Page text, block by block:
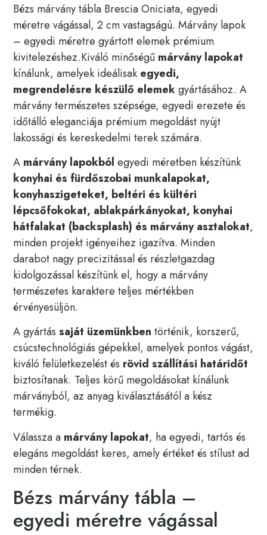
Bézs márvány tábla Brescia Oniciata, egyedi
méretre vágással, 2 cm vastagságú. Márvány lapok
– egyedi méretre gyártott elemek prémium
kivitelezéshez.Kiváló minőségű márvány lapokat
kínálunk, amelyek ideálisak egyedi,
megrendelésre készülő elemekgyártásához. A
márvány természetes szépsége, egyedi erezete és
időtálló eleganciája prémium megoldást nyújt
lakossági és kereskedelmi terek számára.
A márvány lapokból egyedi méretben készítünk
konyhai és fürdőszobai munkalapokat,
konyhaszigeteket, beltéri és kültéri
lépcsőfokokat, ablakpárkányokat, konyhai
hátfalakat (backsplash) és márvány asztalokat,
minden projekt igényeihez igazítva. Minden
darabot nagy precizitással és részletgazdag
kidolgozással készítünk el, hogy a márvány
természetes karaktere teljes mértékben
érvényesüljön.
A gyártássaját üzemünkben történik, korszerű,
csúcstechnológiás gépekkel, amelyek pontos vágást,
kiváló felületkezelést és rövid szállítási határidőt
biztosítanak. Teljes körű megoldásokat kínálunk
márványból, az anyag kiválasztásától a kész
termékig.
Válassza a márvány lapokat, ha egyedi, tartós és
elegáns megoldást keres, amely értéket és stílust ad
minden térnek.
Bézs márvány tábla –
egyedi méretre vágással